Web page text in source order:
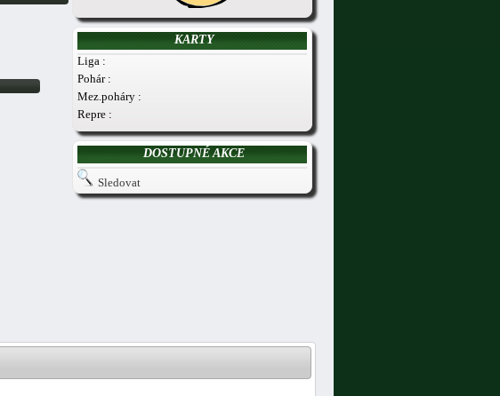
KARTY
Liga :
Pohár :
Mez.poháry :
Repre :
DOSTUPNÉ AKCE
Sledovat